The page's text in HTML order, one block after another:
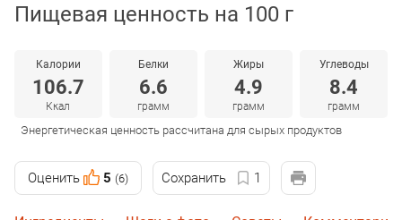
Пищевая ценность на 100 г
Калории
106.7
Ккал
Белки
6.6
грамм
Жиры
4.9
грамм
Углеводы
8.4
грамм
Энергетическая ценность рассчитана для сырых продуктов
Оценить 5 (6) Сохранить 1